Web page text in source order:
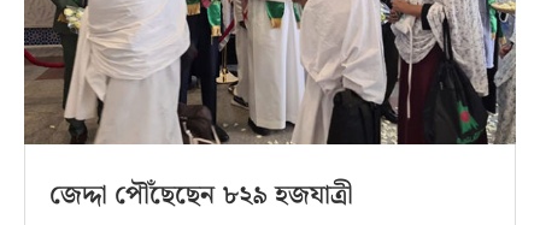
জেদ্দা পৌঁছেছেন ৮২৯ হজযাত্রী